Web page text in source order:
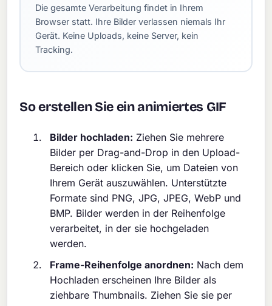
Die gesamte Verarbeitung findet in Ihrem
Browser statt. Ihre Bilder verlassen niemals Ihr
Gerät. Keine Uploads, keine Server, kein
Tracking.
So erstellen Sie ein animiertes GIF
Bilder hochladen: Ziehen Sie mehrere
Bilder per Drag-and-Drop in den Upload-
Bereich oder klicken Sie, um Dateien von
Ihrem Gerät auszuwählen. Unterstützte
Formate sind PNG, JPG, JPEG, WebP und
BMP. Bilder werden in der Reihenfolge
verarbeitet, in der sie hochgeladen
werden.
Frame-Reihenfolge anordnen: Nach dem
Hochladen erscheinen Ihre Bilder als
ziehbare Thumbnails. Ziehen Sie sie per